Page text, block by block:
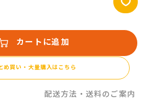
カートに追加
め買い・大量購入はこちら
配送方法・送料のご案内